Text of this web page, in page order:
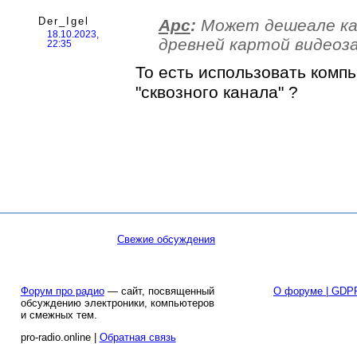
Der_Igel
18.10.2023,
22:35
Арс: Может дешеале
древней картой
То есть использовать
"сквозного канала" ?
Свежие обсуждения
Форум про радио— сайт, посвященный
обсуждению электроники, компьютеров
и смежных тем.
pro-radio.online | Обратная связь
О форуме |